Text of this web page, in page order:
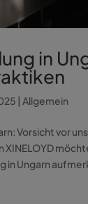
in
|Allgemein
Vorsicht vor
in Ungarn